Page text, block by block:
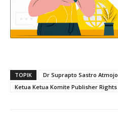
TOPIK
Dr Suprapto Sastro Atmojo
Ketua Ketua Komite Publisher Rights